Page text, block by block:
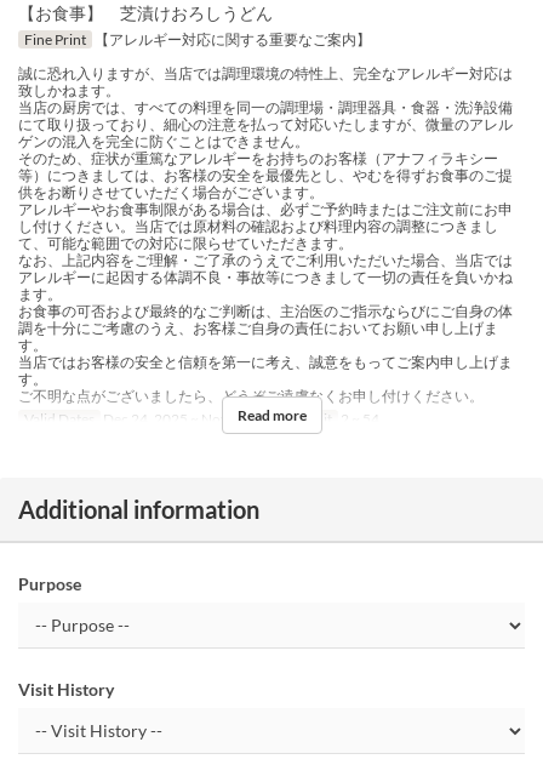
【お食事】 芝漬けおろしうどん
Fine Print
【アレルギー対応に関する重要なご案内】
誠に恐れ入りますが、当店では調理環境の特性上、完全なアレルギー対応は
致しかねます。
当店の厨房では、すべての料理を同一の調理場・調理器具・食器・洗浄設備
にて取り扱っており、細心の注意を払って対応いたしますが、微量のアレル
ゲンの混入を完全に防ぐことはできません。
そのため、症状が重篤なアレルギーをお持ちのお客様（アナフィラキシー
等）につきましては、お客様の安全を最優先とし、やむを得ずお食事のご提
供をお断りさせていただく場合がございます。
アレルギーやお食事制限がある場合は、必ずご予約時またはご注文前にお申
し付けください。当店では原材料の確認および料理内容の調整につきまし
て、可能な範囲での対応に限らせていただきます。
なお、上記内容をご理解・ご了承のうえでご利用いただいた場合、当店では
アレルギーに起因する体調不良・事故等につきまして一切の責任を負いかね
ます。
お食事の可否および最終的なご判断は、主治医のご指示ならびにご自身の体
調を十分にご考慮のうえ、お客様ご自身の責任においてお願い申し上げま
す。
当店ではお客様の安全と信頼を第一に考え、誠意をもってご案内申し上げま
す。
ご不明な点がございましたら、どうぞご遠慮なくお申し付けください。
Valid Dates
Dec 24, 2025 ~ Nov 26 Order Limit 2 ~ 54
Read more
Additional information
Purpose
Visit History